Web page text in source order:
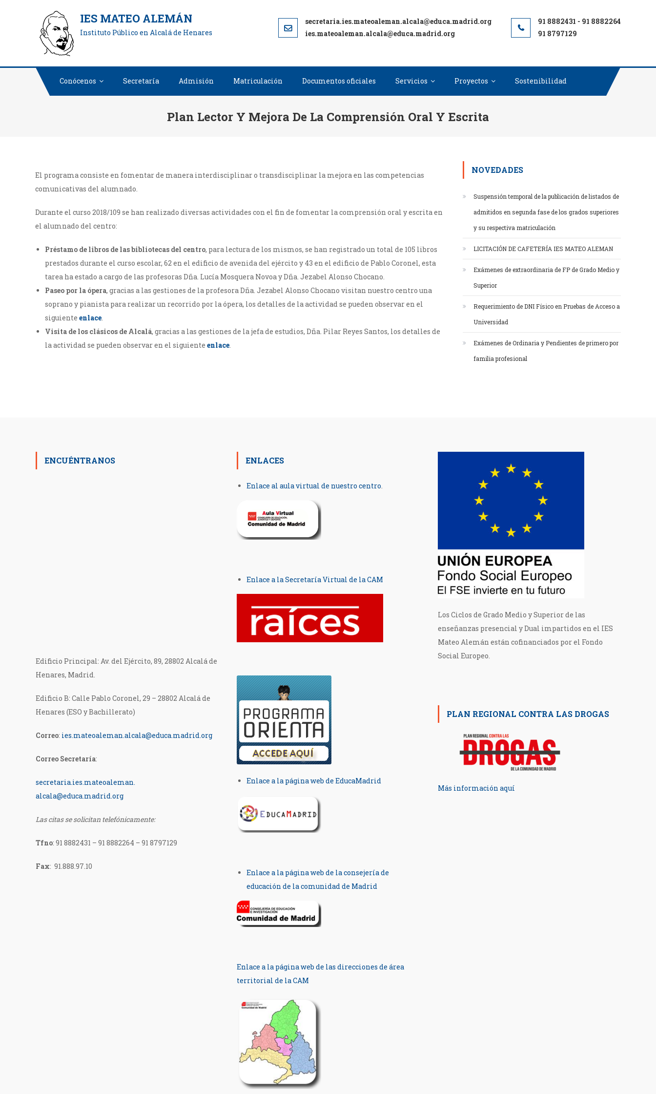
IES MATEO ALEMÁN
Instituto Público en Alcalá de Henares ies.mateoaleman.alcala@educa.madrid.org 91 8797129
Conócenos Secretaría Admisión Matriculación Documentos oficiales Servicios Proyectos Sostenibilidad
Plan Lector Y Mejora De La Comprensión Oral Y Escrita
El programa consiste en fomentar de manera interdisciplinar o transdisciplinar la mejora en las competencias
comunicativas del alumnado.
Durante el curso 2018/109 se han realizado diversas actividades con el fin de fomentar la comprensión oral y escrita en
el alumnado del centro:
Préstamo de libros de las bibliotecas del centro, para lectura de los mismos, se han registrado un total de 105 libros
prestados durante el curso escolar, 62 en el edificio de avenida del ejército y 43 en el edificio de Pablo Coronel, esta
tarea ha estado a cargo de las profesoras Dña. Lucía Mosquera Novoa y Dña. Jezabel Alonso Chocano.
Paseo por la ópera, gracias a las gestiones de la profesora Dña. Jezabel Alonso Chocano visitan nuestro centro una
soprano y pianista para realizar un recorrido por la ópera, los detalles de la actividad se pueden observar en el
siguiente enlace.
Visita de los clásicos de Alcalá, gracias a las gestiones de la jefa de estudios, Dña. Pilar Reyes Santos, los detalles de
la actividad se pueden observar en el siguiente enlace.
NOVEDADES
Suspensión temporal de la publicación de listados de
admitidos en segunda fase de los grados superiores
y su respectiva matriculación
LICITACIÓN DE CAFETERÍA IES MATEO ALEMAN
Exámenes de extraordinaria de FP de Grado Medio y
Superior
Requerimiento de DNI Físico en Pruebas de Acceso a
Universidad
Exámenes de Ordinaria y Pendientes de primero por
familia profesional
ENCUÉNTRANOS
Edificio Principal: Av. del Ejército, 89, 28802 Alcalá de
Henares, Madrid.
Edificio B: Calle Pablo Coronel, 29 – 28802 Alcalá de
Henares (ESO y Bachillerato)
Correo: ies.mateoaleman.alcala@educa.madrid.org
Correo Secretaría:
secretaria.ies.mateoaleman.
alcala@educa.madrid.org
Las citas se solicitan telefónicamente:
Tfno:91 8882431 – 91 8882264 – 91 8797129
Fax: 91.888.97.10
ENLACES
Enlace al aula virtual de nuestro centro.
Enlace a la Secretaría Virtual de la CAM
Enlace a la página web de EducaMadrid
Enlace a la página web de la consejería de
educación de la comunidad de Madrid
Enlace a la página web de las direcciones de área
territorial de la CAM
Los Ciclos de Grado Medio y Superior de las
enseñanzas presencial y Dual impartidos en el IES
Mateo Alemán están cofinanciados por el Fondo
Social Europeo.
PLAN REGIONAL CONTRA LAS DROGAS
Más información aquí